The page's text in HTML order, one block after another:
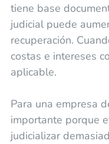
tiene base
judicial puede
recuperación.
costas e intereses
aplicable.
Para una empresa
importante porque
judicializar